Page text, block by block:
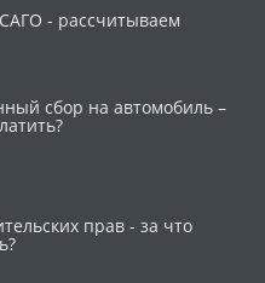
- рассчитываем
сбор на автомобиль –
прав - за что